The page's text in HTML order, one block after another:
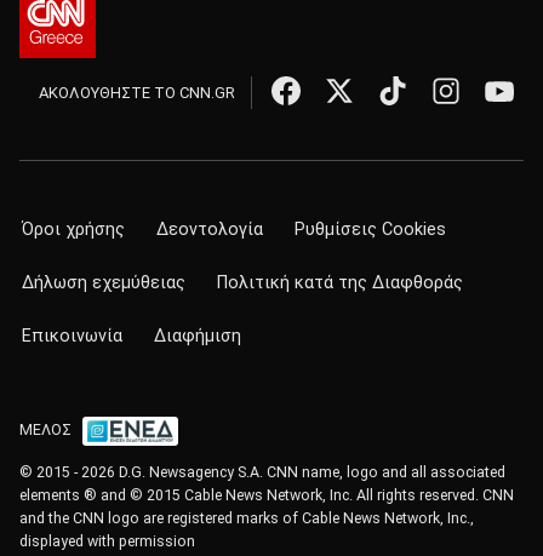
ΑΚΟΛΟΥΘΗΣΤΕ ΤΟ CNN.GR
Όροι χρήσης Δεοντολογία Ρυθμίσεις Cookies
Δήλωση εχεμύθειας Πολιτική κατά της Διαφθοράς
Επικοινωνία Διαφήμιση
ΜΕΛΟΣ
© 2015 - 2026 D.G. Newsagency S.A. CNN name, logo and all associated
elements ® and © 2015 Cable News Network, Inc. All rights reserved. CNN
and the CNN logo are registered marks of Cable News Network, Inc.,
displayed with permission